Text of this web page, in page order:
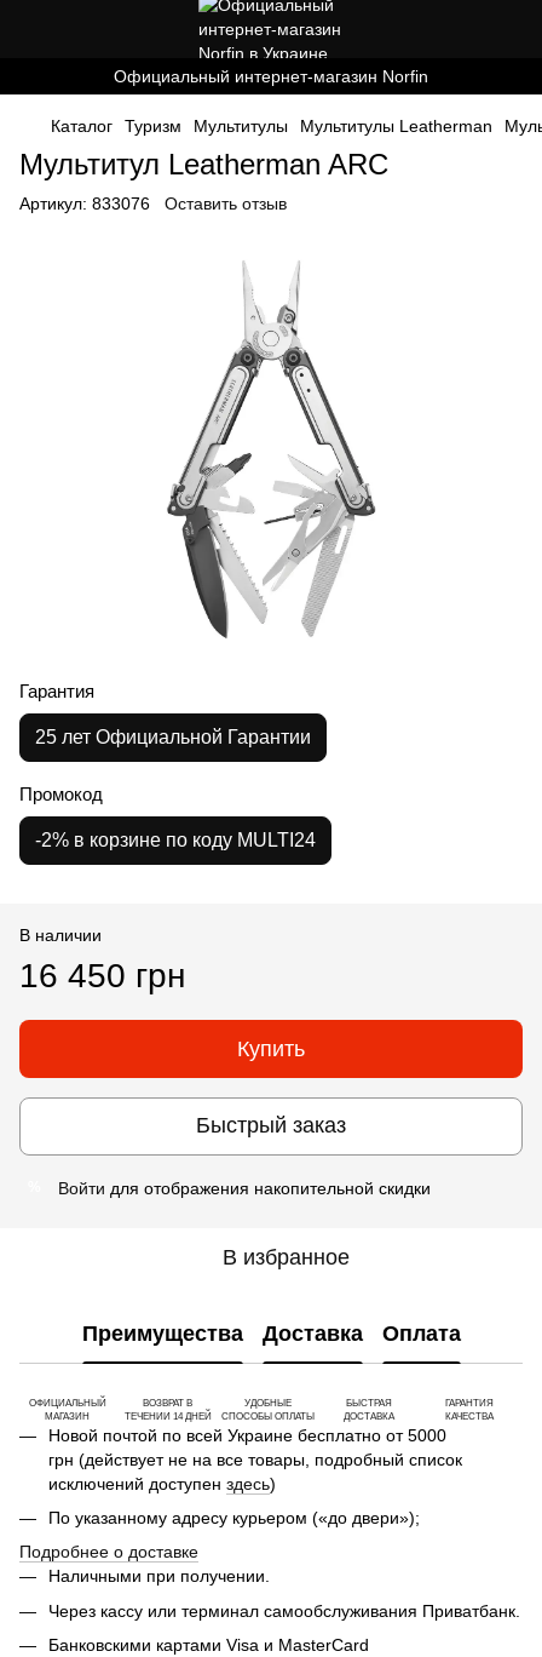
Официальный интернет-магазин Norfin
Каталог Туризм Мультитулы Мультитулы Leatherman
Мультитул Leatherman ARC
Артикул: 833076 Оставить отзыв
Гарантия
25 лет Официальной Гарантии
Промокод
-2% в корзине по коду MULTI24
В наличии
16 450 грн
Купить
Быстрый заказ
Войти для отображения накопительной скидки
В избранное
Преимущества Доставка Оплата
ОФИЦИАЛЬНЫЙ
МАГАЗИН
ВОЗВРАТ В
ТЕЧЕНИИ 14 ДНЕЙ
УДОБНЫЕ
СПОСОБЫ ОПЛАТЫ
БЫСТРАЯ
ДОСТАВКА
ГАРАНТИЯ
КАЧЕСТВА
Новой почтой по всей Украине бесплатно от 5000
грн (действует не на все товары, подробный список
исключений доступен здесь)
По указанному адресу курьером («до двери»);
Подробнее о доставке
Наличными при получении.
Через кассу или терминал самообслуживания Приватбанк.
Банковскими картами Visa и MasterCard